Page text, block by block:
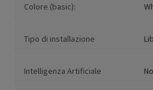
Colore (basic):
Tipo di installazione
Intelligenza Artificiale